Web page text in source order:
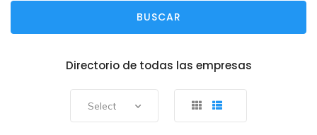
BUSCAR
Directorio de todas las empresas
Select